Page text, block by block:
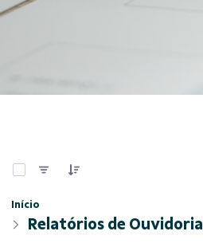
Início
Relatórios de Ouvidoria